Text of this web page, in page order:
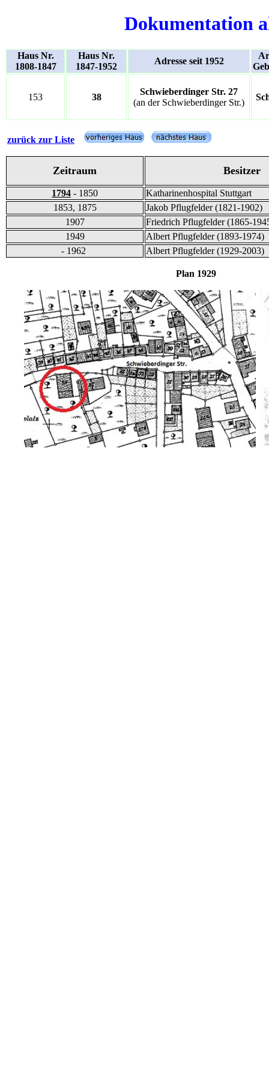
Dokumentation
Haus Nr.
1808-1847
Haus Nr.
1847-1952
Adresse seit 1952
153 38
Schwieberdinger Str. 27
(an der Schwieberdinger Str.)
zurück zur Liste
Zeitraum Besitzer
1794 - 1850
Katharinenhospital Stuttgart
1853, 1875
Jakob Pflugfelder (1821-1902)
1907
Friedrich Pflugfelder (1865-
1949
Albert Pflugfelder (1893-1974)
- 1962
Albert Pflugfelder (1929-2003)
Plan